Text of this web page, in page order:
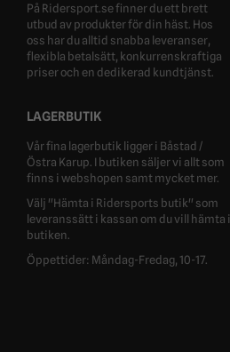
På Ridersport.se finner du ett brett
utbud av produkter för din häst. Hos
oss har du alltid snabba leveranser,
flexibla betalsätt, konkurrenskraftiga
priser och en dedikerad kundtjänst.
LAGERBUTIK
Vår fina lagerbutik ligger i Båstad /
Östra Karup. I butiken säljer vi allt som
finns i webshopen samt mycket mer.
Välj "Hämta i Ridersports butik" som
leveranssätt i kassan om du vill hämta i
butiken.
Öppettider: Måndag-Fredag, 10-17.